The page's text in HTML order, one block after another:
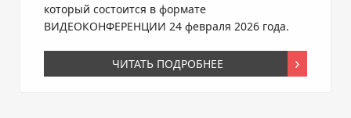
который состоится в формате
ВИДЕОКОНФЕРЕНЦИИ 24 февраля 2026 года.
ЧИТАТЬ ПОДРОБНЕЕ